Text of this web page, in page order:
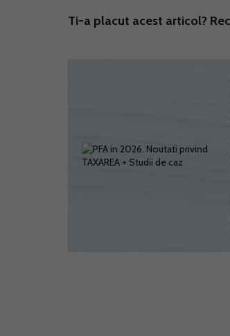
Ti-a placut acest articol?